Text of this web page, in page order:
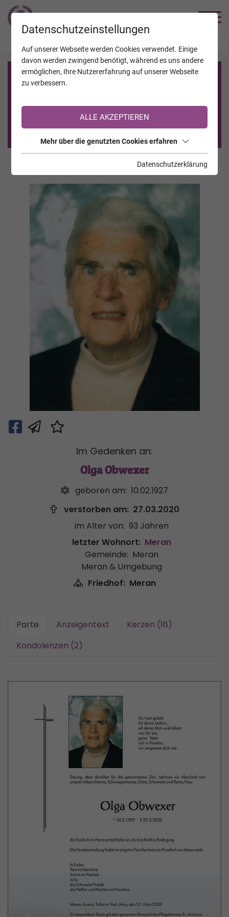
Registrierung auf TrauerHilfe.it
Sie sind noch nicht auf TrauerHilfe.it registriert?
>> zur kostenlosen Registrierung <<
Im Gedenken an:
Olga Obwexer
geboren am: 10.02.1927
verstorben am: 27.03.2020
im Alter von: 93 Jahren
letzter Wohnort: Meran
Gemeinde: Meran
Meran & Umgebung
Friedhof: Meran
Parte Anzeigentext
Kerzen (16)
Kondolenzen (2)
Datenschutzeinstellungen
Auf unserer Webseite werden Cookies verwendet. Einige
davon werden zwingend benötigt, während es uns andere
ermöglichen, Ihre Nutzererfahrung auf unserer Webseite
zu verbessern.
ALLE AKZEPTIEREN
Mehr über die genutzten Cookies erfahren
Datenschutzerklärung
JAHRESTAGE KALENDER VERSTORBENE